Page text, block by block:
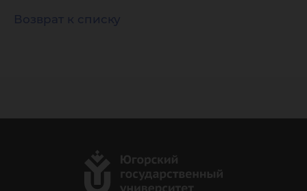
Возврат к списку